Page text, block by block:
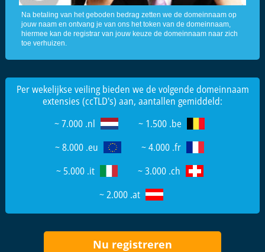
Na betaling van het geboden bedrag zetten we de domeinnaam op
jouw naam en ontvang je van ons het token van de domeinnaam,
hiermee kan de registrar van jouw keuze de domeinnaam naar zich
toe verhuizen.
Per wekelijkse veiling bieden we de volgende domeinnaam
extensies (ccTLD's) aan, aantallen gemiddeld:
~ 7.000 .nl
~ 1.500 .be
~ 8.000 .eu
~ 4.000 .fr
~ 5.000 .it
~ 3.000 .ch
~ 2.000 .at
Nu registreren